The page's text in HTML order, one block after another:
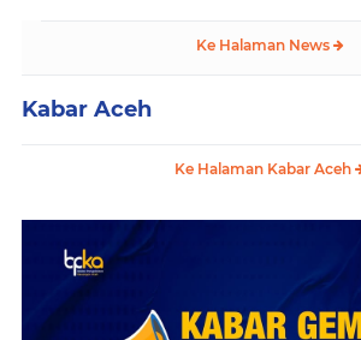
Ke Halaman News
Kabar Aceh
Ke Halaman Kabar Aceh